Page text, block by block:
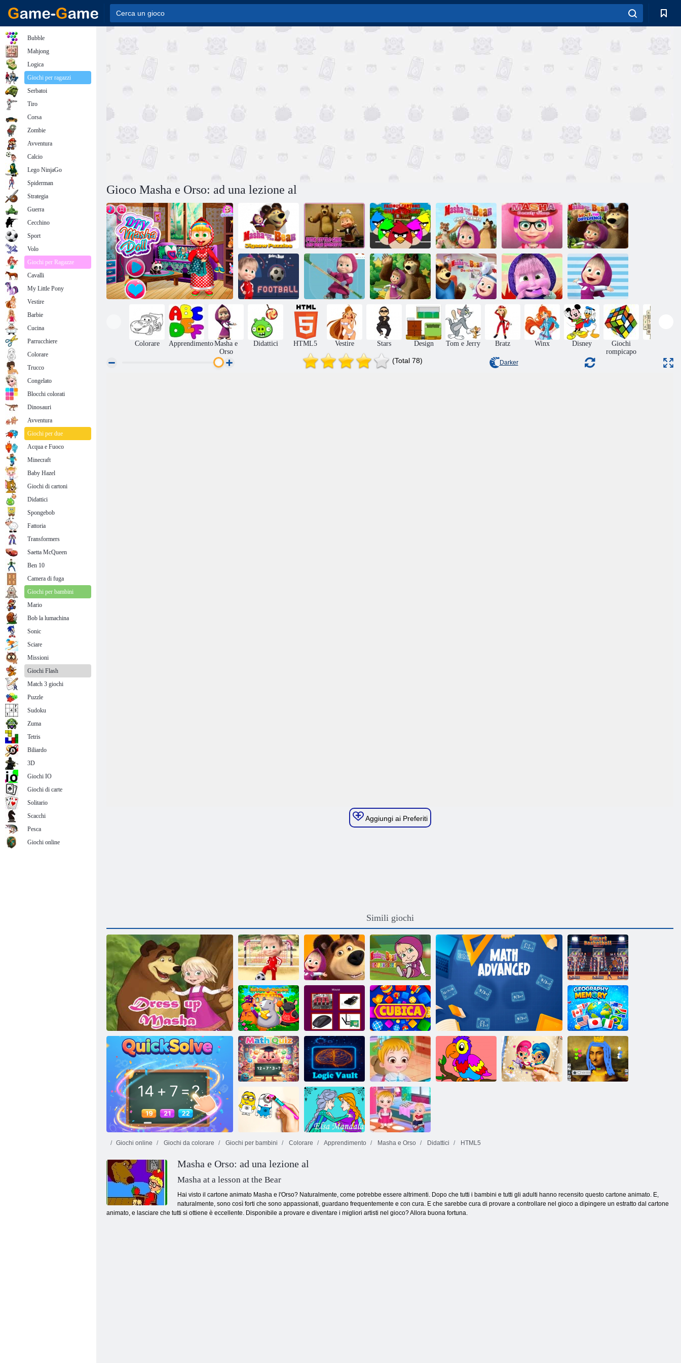
Gioco Masha e Orso: ad una lezione al
Masha e orso
Puzzle
Momenti rosa
dell'orso e della
bambina
Personaggi dei
cartoni animati
famosi uova
Giochi per
bambini Masha
e Orso
Negozio di
bellezza Masha
Masha e l'orso
Spot La
differenza
Calcio di Masha
e Orso
Masha e l'orso
hockey
Bambina e le
stelle nascoste
dell'orso
Masha e l'orso
dentista
Sweet Girl and
Bear Memory
Challenge
Un giorno con
Masha e l'orso
Colorare ApprendimentoMasha e
Orso
Didattici HTML5 Vestire Stars Design Tom e Jerry Bratz Winx Disney
Giochi
rompicapo
(Total 78) Darker
Aggiungi ai Preferiti
Simili giochi
Vesti Masha
Cartoon giochi
di calcio per
bambini
Masha e l'Orso:
Prati
Libro da
colorare Masha
e l'orso
Basket
intelligente
La casa del topo
- Nonogram
Indovina il quiz
sui componenti
del computer
Cubica
Memoria
geografica
Quiz di
matematica
Deposito logico
Baby Hazel
Learn Veicoli
Minions: Mini
Coloring Book
Giochi online Giochi da colorare Giochi per bambini Colorare Apprendimento Masha e Orso Didattici HTML5
Masha e Orso: ad una lezione al
Masha at a lesson at the Bear
Hai visto il cartone animato Masha e l'Orso? Naturalmente, come potrebbe essere altrimenti. Dopo che tutti i bambini e tutti gli adulti hanno recensito questo cartone animato. E,
naturalmente, sono così forti che sono appassionati, guardano frequentemente e con cura. E che sarebbe cura di provare a controllare nel gioco a dipingere un estratto dal cartone
animato, e lasciare che tutti si ottiene è eccellente. Disponibile a provare e diventare i migliori artisti nel gioco? Allora buona fortuna.
Bubble
Mahjong
Logica
Giochi per ragazzi
Serbatoi
Tiro
Corsa
Zombie
Avventura
Calcio
Lego NinjaGo
Spiderman
Strategia
Guerra
Cecchino
Sport
Volo
Giochi per Ragazze
Cavalli
My Little Pony
Vestire
Barbie
Cucina
Parrucchiere
Colorare
Trucco
Congelato
Blocchi colorati
Dinosauri
Avventura
Giochi per due
Acqua e Fuoco
Minecraft
Baby Hazel
Giochi di cartoni
Didattici
Spongebob
Fattoria
Transformers
Saetta McQueen
Ben 10
Camera di fuga
Giochi per bambini
Mario
Bob la lumachina
Sonic
Sciare
Missioni
Giochi Flash
Match 3 giochi
Puzzle
Sudoku
Zuma
Tetris
Biliardo
3D
Giochi IO
Giochi di carte
Solitario
Scacchi
Pesca
Giochi online